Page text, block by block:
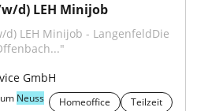
d) LEH Minijob
d) LEH Minijob - LangenfeldDie
GmbH
Neuss Homeoffice
Teilzeit